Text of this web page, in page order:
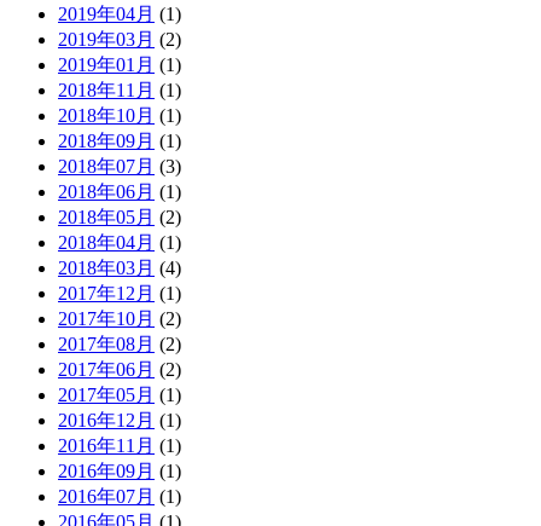
2019年04月 (1)
2019年03月 (2)
2019年01月 (1)
2018年11月 (1)
2018年10月 (1)
2018年09月 (1)
2018年07月 (3)
2018年06月 (1)
2018年05月 (2)
2018年04月 (1)
2018年03月 (4)
2017年12月 (1)
2017年10月 (2)
2017年08月 (2)
2017年06月 (2)
2017年05月 (1)
2016年12月 (1)
2016年11月 (1)
2016年09月 (1)
2016年07月 (1)
2016年05月 (1)